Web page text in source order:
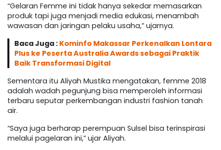
“Gelaran Femme ini tidak hanya sekedar memasarkan
produk tapi juga menjadi media edukasi, menambah
wawasan dan jaringan pelaku usaha,” ujarnya.
Baca Juga : Kominfo Makassar Perkenalkan Lontara
Plus ke Peserta Australia Awards sebagai Praktik
Baik Transformasi Digital
Sementara itu Aliyah Mustika mengatakan, femme 2018
adalah wadah pegunjung bisa memperoleh informasi
terbaru seputar perkembangan industri fashion tanah
air.
“Saya juga berharap perempuan Sulsel bisa terinspirasi
melalui pagelaran ini,” ujar Aliyah.